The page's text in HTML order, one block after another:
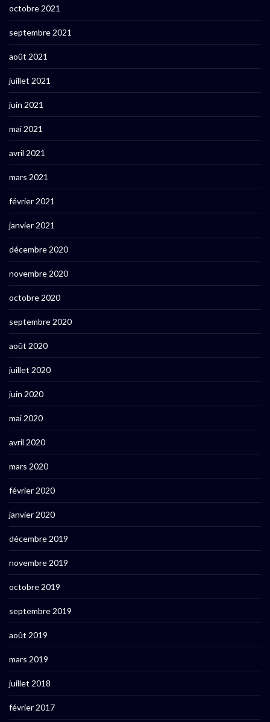
octobre 2021
septembre 2021
août 2021
juillet 2021
juin 2021
mai 2021
avril 2021
mars 2021
février 2021
janvier 2021
décembre 2020
novembre 2020
octobre 2020
septembre 2020
août 2020
juillet 2020
juin 2020
mai 2020
avril 2020
mars 2020
février 2020
janvier 2020
décembre 2019
novembre 2019
octobre 2019
septembre 2019
août 2019
mars 2019
juillet 2018
février 2017